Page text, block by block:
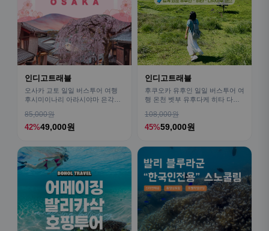
인디고트래블
오사카 교토 일일 버스투어 여행
후시미이나리 아라시야마 은각사
85,000원
42%49,000원
인디고트래블
후쿠오카 유후인 일일 버스투어 여
행 온천 벳부 유후다케 히타 다자
108,000원
45%59,000원